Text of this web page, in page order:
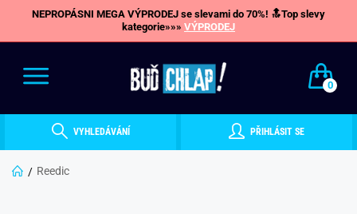
NEPROPÁSNI MEGA VÝPRODEJ se slevami do 70%! 🔝Top slevy
kategorie»»» VÝPRODEJ
0
VYHLEDÁVÁNÍ PŘIHLÁSIT SE
Reedic